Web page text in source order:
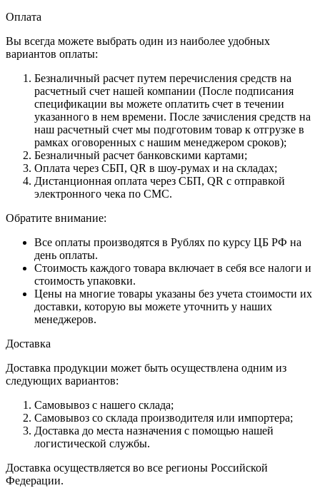
Оплата
Вы всегда можете выбрать один из наиболее удобных
вариантов оплаты:
Безналичный расчет путем перечисления средств на
расчетный счет нашей компании (После подписания
спецификации вы можете оплатить счет в течении
указанного в нем времени. После зачисления средств на
наш расчетный счет мы подготовим товар к отгрузке в
рамках оговоренных с нашим менеджером сроков);
Безналичный расчет банковскими картами;
Оплата через СБП, QR в шоу-румах и на складах;
Дистанционная оплата через СБП, QR с отправкой
электронного чека по СМС.
Обратите внимание:
Все оплаты производятся в Рублях по курсу ЦБ РФ на
день оплаты.
Стоимость каждого товара включает в себя все налоги и
стоимость упаковки.
Цены на многие товары указаны без учета стоимости их
доставки, которую вы можете уточнить у наших
менеджеров.
Доставка
Доставка продукции может быть осуществлена одним из
следующих вариантов:
Самовывоз с нашего склада;
Самовывоз со склада производителя или импортера;
Доставка до места назначения с помощью нашей
логистической службы.
Доставка осуществляется во все регионы Российской
Федерации.